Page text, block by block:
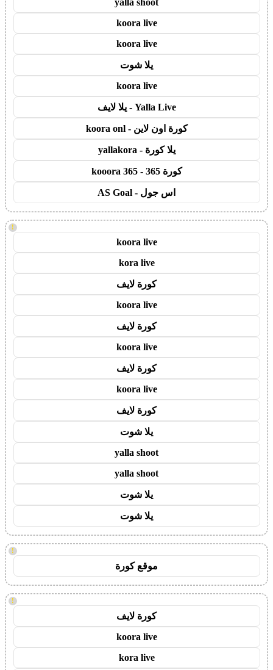
koora live
koora live
يلا شوت
koora live
Yalla Live - يلا لايف
كورة اون لاين - koora onl
يلا كورة - yallakora
كورة 365 - kooora 365
اس جول - AS Goal
!
koora live
kora live
كورة لايف
koora live
كورة لايف
koora live
كورة لايف
koora live
كورة لايف
يلا شوت
yalla shoot
yalla shoot
يلا شوت
يلا شوت
!
موقع كورة
!
كورة لايف
koora live
kora live